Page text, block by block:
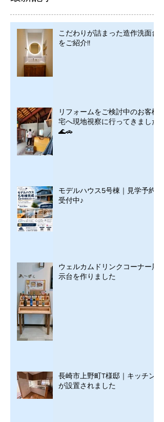
こだわりが詰まった造作洗面台
をご紹介!!
リフォームをご検討中のお客様
宅へ現地視察に行ってきました
🌊🚗
モデルハウス5号棟｜見学予約
受付中♪
ウェルカムドリンクコーナー展
示台を作りました
長崎市上野町T様邸｜キッチン
が設置されました